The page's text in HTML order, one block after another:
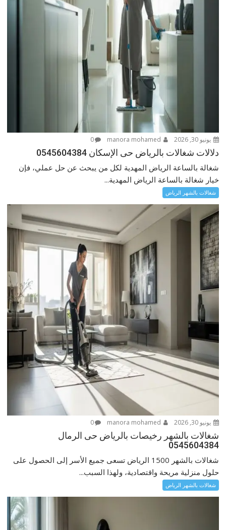
يونيو 30, 2026 0
دلالات شغالات بالرياض حى الإسكان 0545604384
شغالة بالساعة الرياض المهدية لكل من يبحث عن حل عملي، فإن
خيار شغالة بالساعة الرياض المهدية...
شغالات بالشهر الرياض
يونيو 30, 2026 0
شغالات بالشهر رخيصات بالرياض حى الرمال
0545604384
شغالات بالشهر 1500 الرياض تسعى جميع الأسر إلى الحصول على
حلول منزلية مريحة واقتصادية، ولهذا السبب...
شغالات بالشهر الرياض